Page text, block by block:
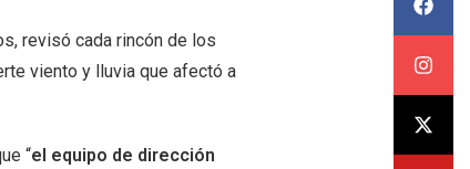
revisó cada rincón de los
viento y lluvia que afectó a
“el equipo de dirección